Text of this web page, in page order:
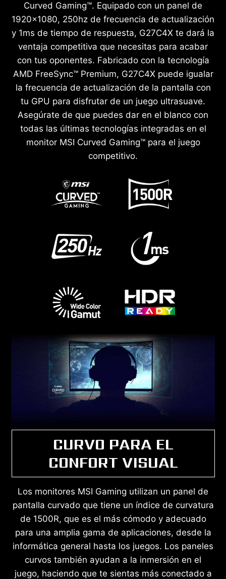
Curved Gaming™. Equipado con un panel de
1920x1080, 250hz de frecuencia de actualización
y 1ms de tiempo de respuesta, G27C4X te dará la
ventaja competitiva que necesitas para acabar
con tus oponentes. Fabricado con la tecnología
AMD FreeSync™ Premium, G27C4X puede igualar
la frecuencia de actualización de la pantalla con
tu GPU para disfrutar de un juego ultrasuave.
Asegúrate de que puedes dar en el blanco con
todas las últimas tecnologías integradas en el
monitor MSI Curved Gaming™ para el juego
competitivo.
CURVO PARA EL
CONFORT VISUAL
Los monitores MSI Gaming utilizan un panel de
pantalla curvado que tiene un índice de curvatura
de 1500R, que es el más cómodo y adecuado
para una amplia gama de aplicaciones, desde la
informática general hasta los juegos. Los paneles
curvos también ayudan a la inmersión en el
juego, haciendo que te sientas más conectado a